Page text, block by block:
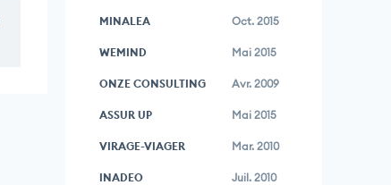
MINALEA Oct. 2015
WEMIND Mai 2015
ONZE CONSULTING Avr. 2009
ASSUR UP Mai 2015
VIRAGE-VIAGER Mar. 2010
INADEO Juil. 2010